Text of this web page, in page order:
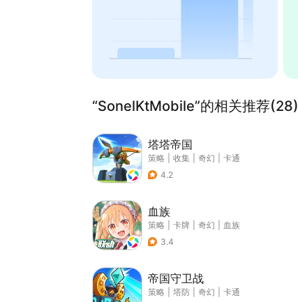
“SonelKtMobile”的相关推荐(28)
塔塔帝国
策略 收集 奇幻
卡通
4.2
血族
策略 卡牌 奇幻
血族
3.4
帝国守卫战
策略 塔防 奇幻
卡通